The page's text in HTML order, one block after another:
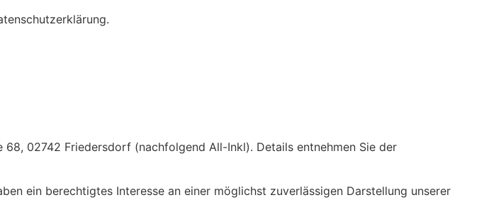
68, 02742 Friedersdorf (nachfolgend All-Inkl). Details entnehmen Sie der
ein berechtigtes Interesse an einer möglichst zuverlässigen Darstellung unserer